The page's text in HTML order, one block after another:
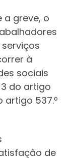
a greve, o
à
sociais
do artigo
artigo 537.º
de